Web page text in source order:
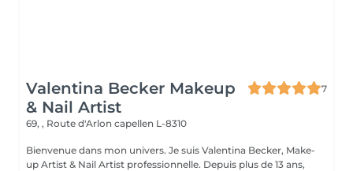
Valentina Becker Makeup
& Nail Artist
7
69, , Route d'Arlon capellen L-8310
Bienvenue dans mon univers. Je suis Valentina Becker, Make-
up Artist & Nail Artist professionnelle. Depuis plus de 13 ans,